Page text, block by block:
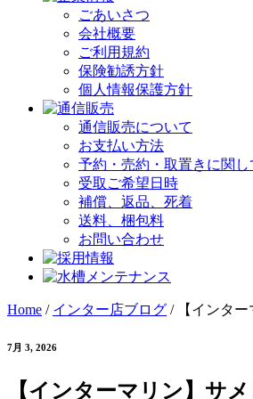
ごあいさつ
会社概要
ご利用規約
保険勧誘方針
個人情報保護方針
通信販売について
お支払い方法
予約・売約・取置きに関し
受取ご希望日時
補償、返品、死着
送料、梱包料
お問い合わせ
Home / インター店ブログ / 【インタ
7月 3, 2026
【インターマリン】サ